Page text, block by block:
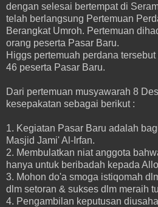
dengan selesai bertempat di
telah berlangsung Pertemuan
Berangkat Umroh. Pertemuan
orang peserta Pasar Baru.
Higgs pertemuah perdana
46 peserta Pasar Baru.
Dari pertemuan musyawarah 8
kesepakatan sebagai berikut :
1. Kegiatan Pasar Baru adalah
Masjid Jami' Al-Irfan.
2. Membulatkan niat anggota
hanya untuk beribadah kepada
3. Mohon do'a smoga istiqomah
dlm setoran & sukses dlm meraih
4. Pengambilan keputusan